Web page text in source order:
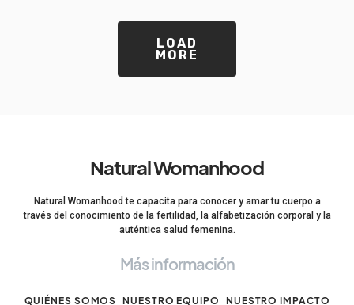
LOAD
MORE
Natural Womanhood
Natural Womanhood te capacita para conocer y amar tu cuerpo a
través del conocimiento de la fertilidad, la alfabetización corporal y la
auténtica salud femenina.
Más información
QUIÉNES SOMOS NUESTRO EQUIPO NUESTRO IMPACTO